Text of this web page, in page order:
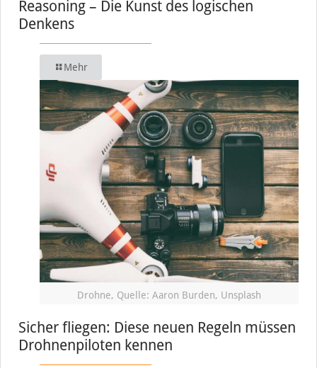
Reasoning – Die Kunst des logischen
Denkens
Mehr
Drohne, Quelle: Aaron Burden, Unsplash
Sicher fliegen: Diese neuen Regeln müssen
Drohnenpiloten kennen